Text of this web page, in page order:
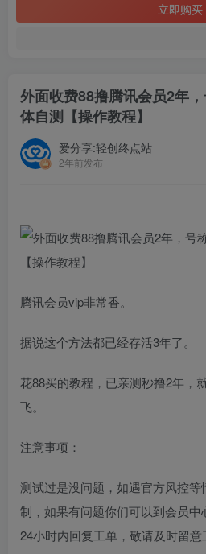
立即购买
外面收费88撸腾讯会员2年
体自测【操作教程】
爱分享:轻创终点站
2年前发布
腾讯会员vip非常香。
据说这个方法都已经存活3年了。
花88买的教程，已亲测秒撸2年，
飞。
注意事项：
测试过是没问题，如遇官方风控
制，如果有问题你们可以到会员
24小时内回复工单，敬请及时留意